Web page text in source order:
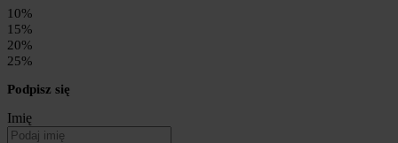
10%
15%
20%
25%
Podpisz się
Imię